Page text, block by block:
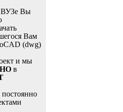
ВУЗе Вы
Вам
(dwg)
и мы
в